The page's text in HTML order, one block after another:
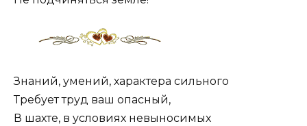
Знаний, умений, характера сильного
Требует труд ваш опасный,
В шахте, в условиях невыносимых